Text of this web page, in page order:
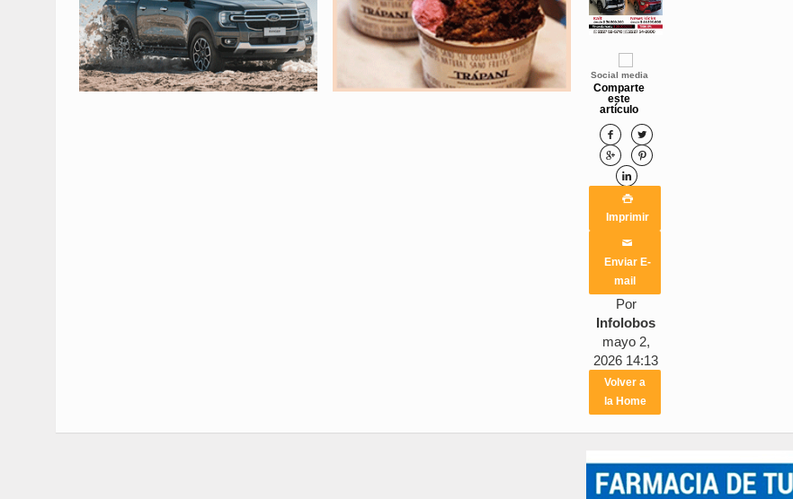
Social media
Comparte
este
artículo
 
 


Imprimir
✉
Enviar E-
mail
Por
Infolobos
mayo 2,
2026 14:13
Volver a
la Home